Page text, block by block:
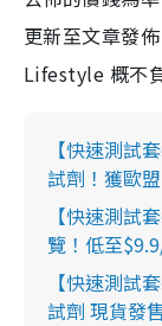
更新至文章發
Lifestyle 概不
【快速測試
試劑！獲歐
【快速測試
覽！低至
【快速測試
試劑 現貨發